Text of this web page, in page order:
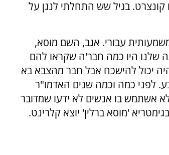
בגיל שש התחלתי לנגן על
משמעותית עבורי. אגב, השם מוסא,
שלנו היו כמה חבר'ה שקראו להם
יכול להישכח אבל חבר מהצבא בא
לפני כמה וכמה שנים האדמו"ר
אשתמש בו אנשים לא ידעו שמדובר
'מוסא ברלין' יוצא קלרינט.